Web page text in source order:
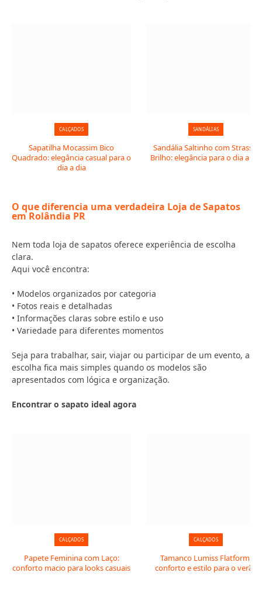
CALÇADOS
Sapatilha Mocassim Bico
Quadrado: elegância casual para o
dia a dia
SANDÁLIAS
Sandália Saltinho com Strass e
Brilho: elegância para o dia a dia
O que diferencia uma verdadeira Loja de Sapatos
em Rolândia PR
Nem toda loja de sapatos oferece experiência de escolha
clara.
Aqui você encontra:
• Modelos organizados por categoria
• Fotos reais e detalhadas
• Informações claras sobre estilo e uso
• Variedade para diferentes momentos
Seja para trabalhar, sair, viajar ou participar de um evento, a
escolha fica mais simples quando os modelos são
apresentados com lógica e organização.
Encontrar o sapato ideal agora
CALÇADOS
Papete Feminina com Laço:
conforto macio para looks casuais
CALÇADOS
Tamanco Lumiss Flatform:
conforto e estilo para o verão